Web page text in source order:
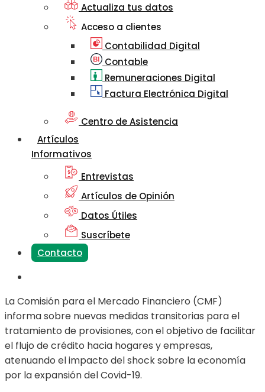
Actualiza tus datos
Acceso a clientes
Contabilidad Digital
Contable
Remuneraciones Digital
Factura Electrónica Digital
Centro de Asistencia
Artículos
Informativos
Entrevistas
Artículos de Opinión
Datos Útiles
Suscríbete
Contacto
La Comisión para el Mercado Financiero (CMF)
informa sobre nuevas medidas transitorias para el
tratamiento de provisiones, con el objetivo de facilitar
el flujo de crédito hacia hogares y empresas,
atenuando el impacto del shock sobre la economía
por la expansión del Covid-19.